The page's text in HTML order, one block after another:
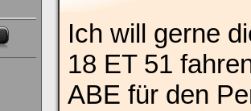
die
nachfolgenden
Deinen
Benutzernamen
und
Kennwort
ein,
Ich will gerne
18 ET 51
ABE für den